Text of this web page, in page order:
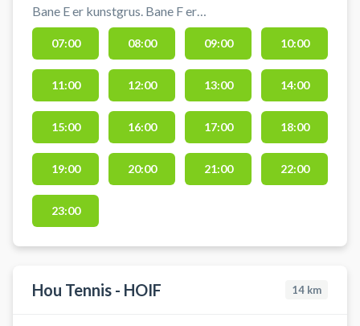
Bane E er kunstgrus. Bane F er
eneste bane med lys. (Hvis bane F
er ledig kan du vælge den sidst i
booking-processen, i bunden af
siden) Der må ku
07:00 08:00 09:00 10:00
11:00 12:00 13:00 14:00
15:00 16:00 17:00 18:00
19:00 20:00 21:00 22:00
23:00
Hou Tennis - HOIF 14 km